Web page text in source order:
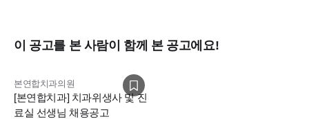
이 공고를 본 사람이 함께 본 공고에요!
본연합치과의원
[본연합치과] 치과위생사 및 진
료실 선생님 채용공고